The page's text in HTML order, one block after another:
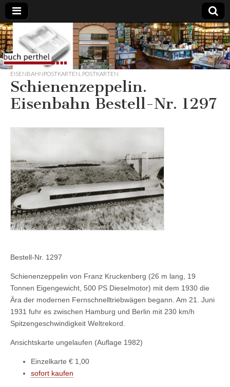
Buchhandlung
am Gasteig
EISENBAHNPOSTKARTEN POSTKARTEN
Schienenzeppelin.
Eisenbahn Bestell-Nr. 1297
Bestell-Nr. 1297
Schienenzeppelin von Franz Kruckenberg (26 m lang, 19
Tonnen Eigengewicht, 500 PS Dieselmotor) mit dem 1930 die
Ära der modernen Fernschnelltriebwägen begann. Am 21. Juni
1931 fuhr es zwischen Hamburg und Berlin mit 230 km/h
Spitzengeschwindigkeit Weltrekord.
Ansichtskarte ungelaufen (Auflage 1982)
Einzelkarte € 1,00
sofort kaufen